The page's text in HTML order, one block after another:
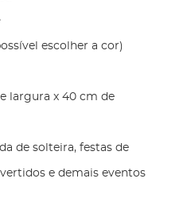
escolher a cor)
largura x 40 cm de
de solteira, festas de
e demais eventos